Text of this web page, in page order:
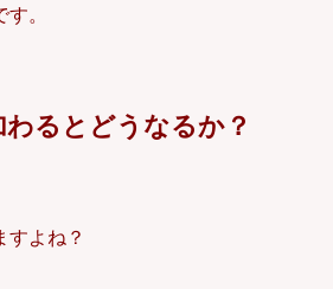
。
るとどうなるか？
すよね？